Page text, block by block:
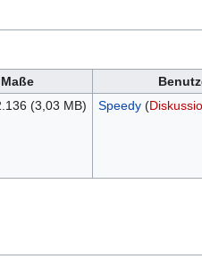
Maße
(3,03 MB) Speedy (